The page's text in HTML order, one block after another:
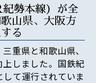
紀勢本線）が全
山県、大阪方
る
重県と和歌山県、
しました。国鉄紀
て運行されていま